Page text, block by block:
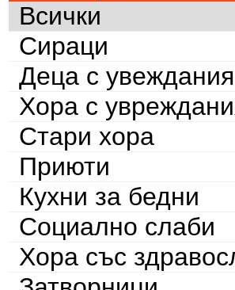
Всички
Сираци
Деца с увеждания
Хора с
Стари хора
Приюти
Кухни за бедни
Социално слаби
Хора със